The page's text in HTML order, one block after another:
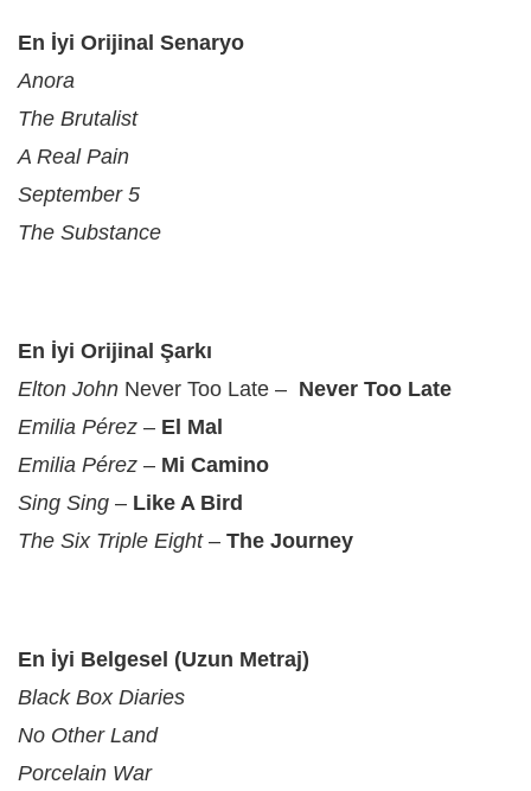
En İyi Orijinal Senaryo
Anora
The Brutalist
A Real Pain
September 5
The Substance
En İyi Orijinal Şarkı
Elton John Never Too Late – Never Too Late
Emilia Pérez – El Mal
Emilia Pérez – Mi Camino
Sing Sing – Like A Bird
The Six Triple Eight– The Journey
En İyi Belgesel (Uzun Metraj)
Black Box Diaries
No Other Land
Porcelain War